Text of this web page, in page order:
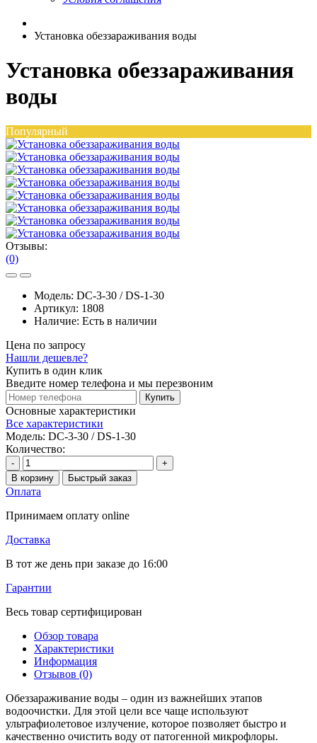
Установка обеззараживания воды
Установка обеззараживания
воды
Популярный
Отзывы:
(0)
Модель: DC-3-30 / DS-1-30
Артикул: 1808
Наличие: Есть в наличии
Цена по запросу
Нашли дешевле?
Купить в один клик
Введите номер телефона и мы перезвоним
Купить
Основные характеристики
Все характеристики
Модель: DC-3-30 / DS-1-30
Количество:
-
+
В корзину
Быстрый заказ
Оплата
Принимаем оплату online
Доставка
В тот же день при заказе до 16:00
Гарантии
Весь товар сертифицирован
Обзор товара
Характеристики
Информация
Отзывов (0)
Обеззараживание воды – один из важнейших этапов
водоочистки. Для этой цели все чаще используют
ультрафиолетовое излучение, которое позволяет быстро и
качественно очистить воду от патогенной микрофлоры.